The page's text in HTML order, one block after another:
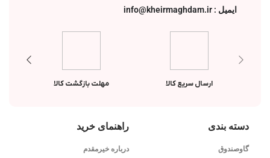
ایمیل : info@kheirmaghdam.ir
ارسال سریع کالا مهلت بازگشت کالا
دسته بندی
گاوصندوق
راهنمای خرید
درباره خیرمقدم